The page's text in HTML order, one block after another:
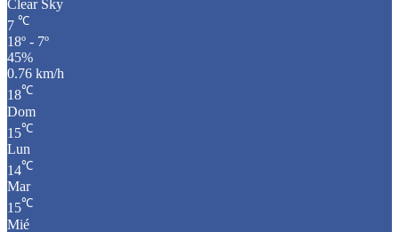
Clear Sky
7 ℃
18º - 7º
45%
0.76 km/h
18℃
Dom
15℃
Lun
14℃
Mar
15℃
Mié